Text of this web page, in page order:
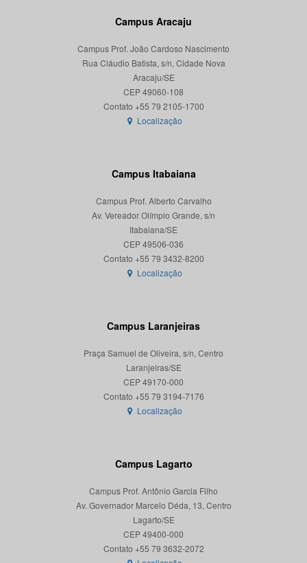
Campus Aracaju
Campus Prof. João Cardoso Nascimento
Rua Cláudio Batista, s/n, Cidade Nova
Aracaju/SE
CEP 49060-108
Localização
Campus Itabaiana
Campus Prof. Alberto Carvalho
Av. Vereador Olímpio Grande, s/n
Itabaiana/SE
CEP 49506-036
Localização
Campus Laranjeiras
Praça Samuel de Oliveira, s/n, Centro
Laranjeiras/SE
CEP 49170-000
Localização
Campus Lagarto
Campus Prof. Antônio Garcia Filho
Av. Governador Marcelo Déda, 13, Centro
Lagarto/SE
CEP 49400-000